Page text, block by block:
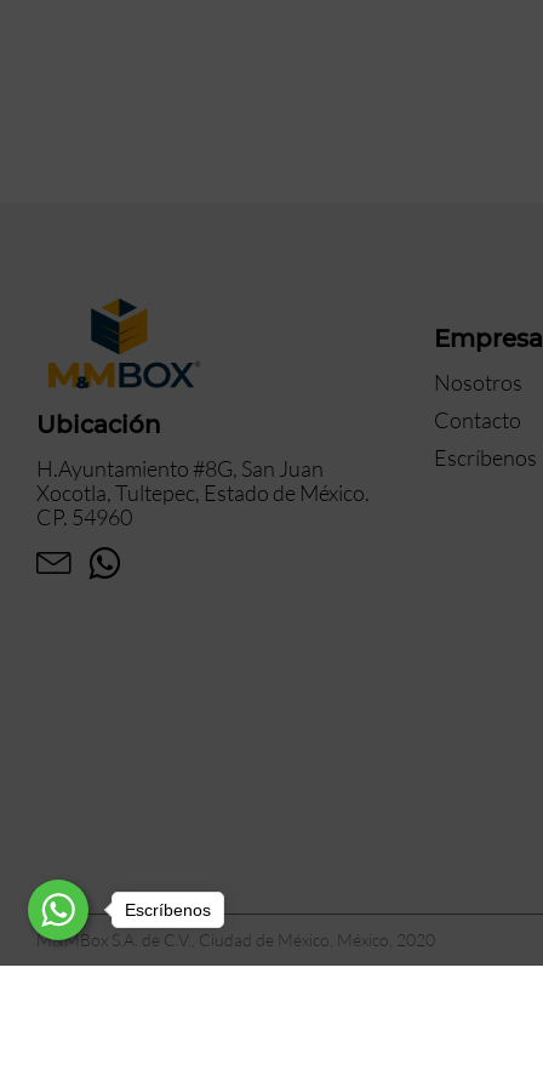
Ubicación
H.Ayuntamiento #8G, San Juan
Xocotla, Tultepec, Estado de México.
CP. 54960
Empresa
Nosotros
Contacto
Escríbenos
M&MBox S.A. de C.V., Ciudad de México, México, 2020
Escríbenos